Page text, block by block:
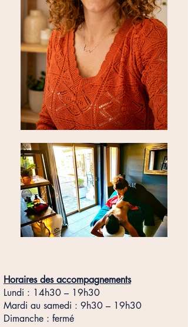
​Horaires des accompagnements
Lundi : 14h30 – 19h30
Mardi au samedi : 9h30 – 19h30
Dimanche : fermé